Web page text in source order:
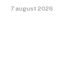
7 august 2026